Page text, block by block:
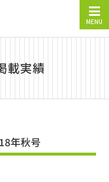
MENU
載実績
年秋号